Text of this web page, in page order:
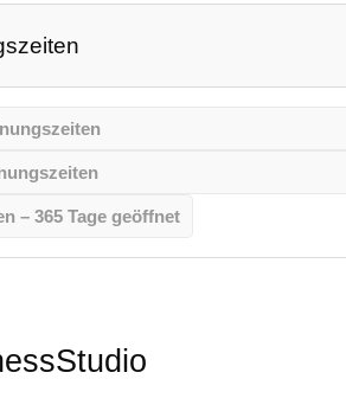
– 365 Tage geöffnet